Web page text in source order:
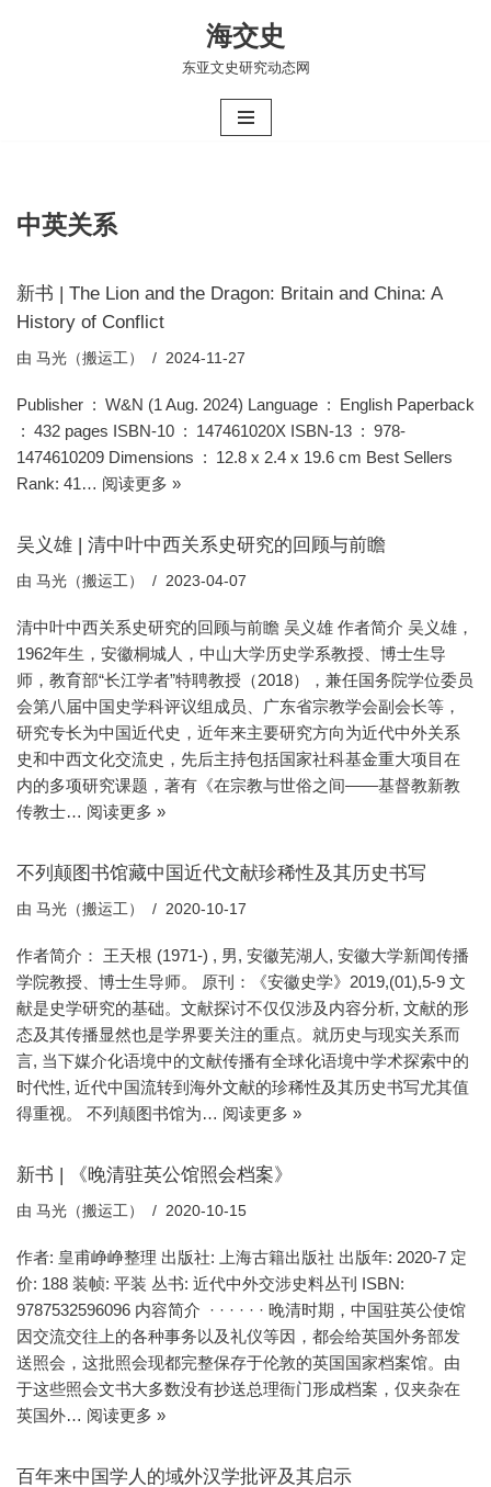
海交史
东亚文史研究动态网
中英关系
新书 | The Lion and the Dragon: Britain and China: A
History of Conflict
由 马光（搬运工） 2024-11-27
Publisher ‏ : ‎ W&N (1 Aug. 2024) Language ‏ : ‎ English Paperback
1474610209 Dimensions ‏ : ‎ 12.8 x 2.4 x 19.6 cm Best Sellers
Rank: 41… 阅读更多 »
吴义雄 | 清中叶中西关系史研究的回顾与前瞻
由 马光（搬运工） 2023-04-07
清中叶中西关系史研究的回顾与前瞻 吴义雄 作者简介 吴义雄，
1962年生，安徽桐城人，中山大学历史学系教授、博士生导
师，教育部“长江学者”特聘教授（2018），兼任国务院学位委员
会第八届中国史学科评议组成员、广东省宗教学会副会长等，
研究专长为中国近代史，近年来主要研究方向为近代中外关系
史和中西文化交流史，先后主持包括国家社科基金重大项目在
内的多项研究课题，著有《在宗教与世俗之间——基督教新教
传教士… 阅读更多 »
不列颠图书馆藏中国近代文献珍稀性及其历史书写
由 马光（搬运工） 2020-10-17
作者简介： 王天根 (1971-) , 男, 安徽芜湖人, 安徽大学新闻传播
学院教授、博士生导师。 原刊：《安徽史学》2019,(01),5-9 文
献是史学研究的基础。文献探讨不仅仅涉及内容分析, 文献的形
态及其传播显然也是学界要关注的重点。就历史与现实关系而
言, 当下媒介化语境中的文献传播有全球化语境中学术探索中的
时代性, 近代中国流转到海外文献的珍稀性及其历史书写尤其值
得重视。 不列颠图书馆为… 阅读更多 »
新书 | 《晚清驻英公馆照会档案》
由 马光（搬运工） 2020-10-15
作者: 皇甫峥峥整理 出版社: 上海古籍出版社 出版年: 2020-7 定
价: 188 装帧: 平装 丛书: 近代中外交涉史料丛刊 ISBN:
9787532596096 内容简介 · · · · · · 晚清时期，中国驻英公使馆
因交流交往上的各种事务以及礼仪等因，都会给英国外务部发
送照会，这批照会现都完整保存于伦敦的英国国家档案馆。由
于这些照会文书大多数没有抄送总理衙门形成档案，仅夹杂在
英国外… 阅读更多 »
百年来中国学人的域外汉学批评及其启示